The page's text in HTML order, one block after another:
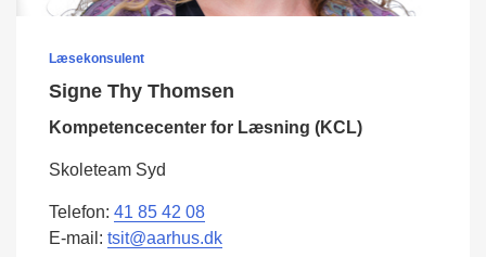
Læsekonsulent
Signe Thy Thomsen
Kompetencecenter for Læsning (KCL)
Skoleteam Syd
Telefon: 41 85 42 08
E-mail: tsit@aarhus.dk